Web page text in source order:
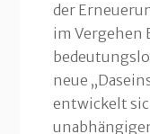
der
im Vergehen
neue
entwickelt